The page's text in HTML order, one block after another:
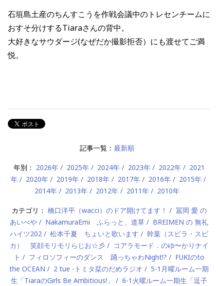
石垣島土産のちんすこうを作戦会議中のトレセンチームに
おすそ分けするTiaraさんの背中。
大好きなサウダージ(なぜだか撮影拒否）にも渡せてご満
悦。
記事一覧： 最新順
年別： 2026年 2025年 2024年 2023年 2022年
2021
年
2020年 2019年 2018年 2017年 2016年
2015年
2014年
2013年 2012年 2011年 2010年
カテゴリ： 橋口洋平（wacci）のドア開けてます！
冨岡 愛 の
あいべや
NakamuraEmi ふらっと、道草
BREIMEN の 無礼
ハイツ202
松本千夏 ちょいと歌います
幹葉（スピラ・スピ
カ） 笑顔モリモリらじお☆彡
コアラモード．のゆ〜かりナイ
ト
フィロソフィーのダンス 踊っちゃわNight!?
FUKIのto
the OCEAN
2 tue -トミタ栞のだめラジオ
5-1月曜ルーム一期
生「TiaraのGirls Be Ambitious!」
6-1火曜ルーム一期生「逗子